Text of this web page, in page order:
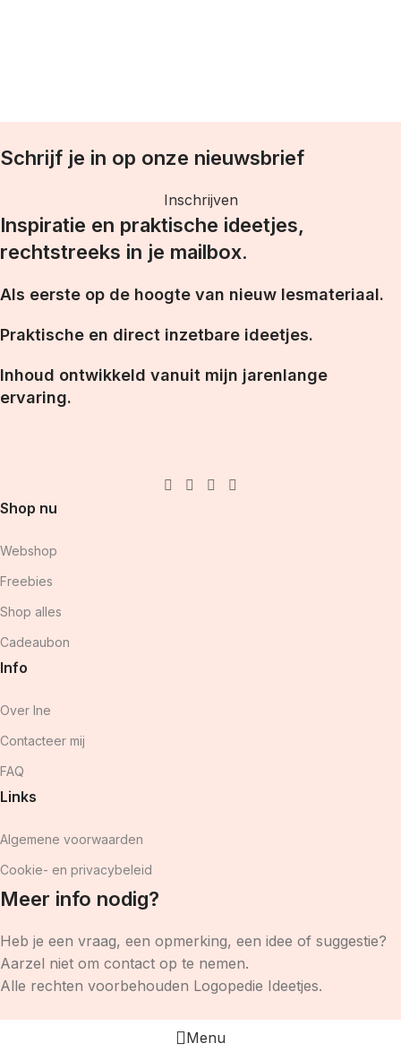
Schrijf je in op onze nieuwsbrief
Inschrijven
Inspiratie en praktische ideetjes,
rechtstreeks in je mailbox.
Als eerste op de hoogte van nieuw lesmateriaal.
Praktische en direct inzetbare ideetjes.
Inhoud ontwikkeld vanuit mijn jarenlange
ervaring.
Shop nu
Webshop
Freebies
Shop alles
Cadeaubon
Info
Over Ine
Contacteer mij
FAQ
Links
Algemene voorwaarden
Cookie- en privacybeleid
Meer info nodig?
Heb je een vraag, een opmerking, een idee of suggestie?
Aarzel niet om contact op te nemen.
Alle rechten voorbehouden Logopedie Ideetjes.
Menu